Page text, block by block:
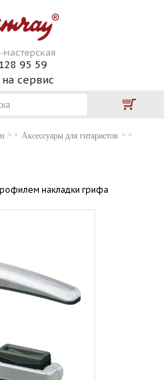
95 59
сервис
Аксессуары для гитаристов
накладки грифа